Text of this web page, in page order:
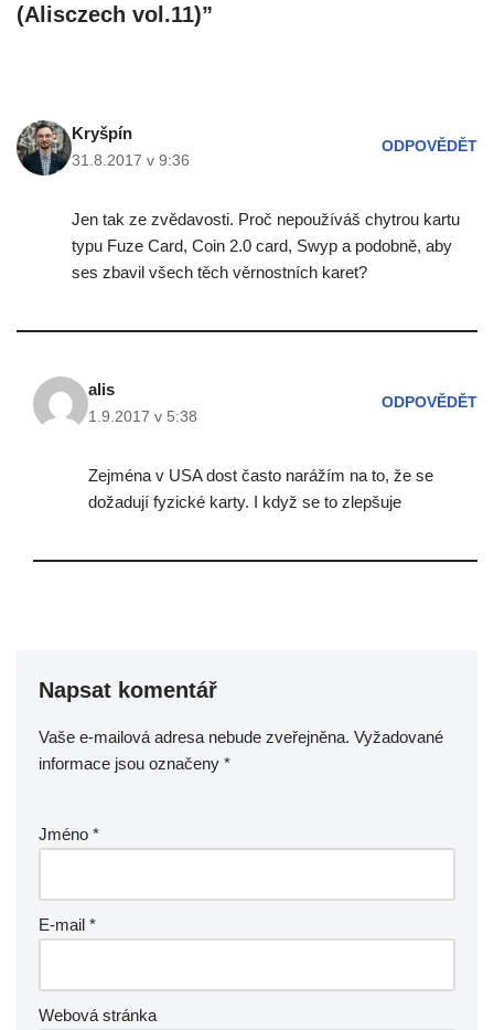
(Alisczech vol.11)”
Kryšpín
31.8.2017 v 9:36
ODPOVĚDĚT
Jen tak ze zvědavosti. Proč nepoužíváš chytrou kartu
typu Fuze Card, Coin 2.0 card, Swyp a podobně, aby
ses zbavil všech těch věrnostních karet?
alis
1.9.2017 v 5:38
ODPOVĚDĚT
Zejména v USA dost často narážím na to, že se
dožadují fyzické karty. I když se to zlepšuje
Napsat komentář
Vaše e-mailová adresa nebude zveřejněna. Vyžadované
informace jsou označeny *
Jméno *
E-mail *
Webová stránka